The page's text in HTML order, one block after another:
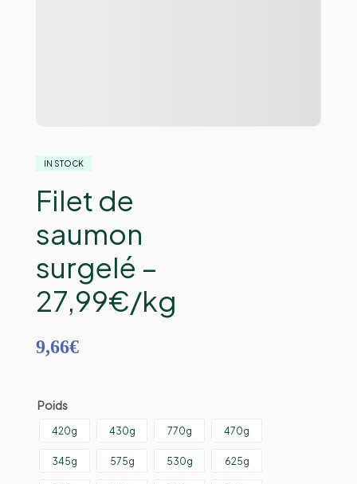
IN STOCK
Filet de
saumon
surgelé –
27,99€/kg
9,66€
Poids
420g 430g 770g 470g
345g 575g 530g 625g